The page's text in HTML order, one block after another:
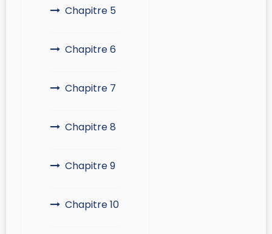
Chapitre 5
Chapitre 6
Chapitre 7
Chapitre 8
Chapitre 9
Chapitre 10